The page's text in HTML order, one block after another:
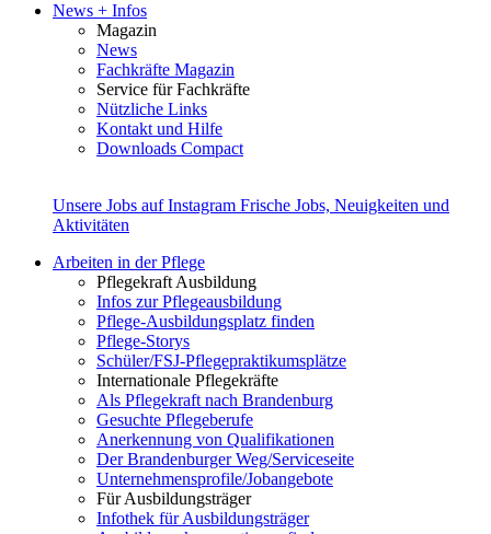
News + Infos
Magazin
News
Fachkräfte Magazin
Service für Fachkräfte
Nützliche Links
Kontakt und Hilfe
Downloads Compact
Unsere Jobs auf Instagram Frische Jobs, Neuigkeiten und
Aktivitäten
Arbeiten in der Pflege
Pflegekraft Ausbildung
Infos zur Pflegeausbildung
Pflege-Ausbildungsplatz finden
Pflege-Storys
Schüler/FSJ-Pflegepraktikumsplätze
Internationale Pflegekräfte
Als Pflegekraft nach Brandenburg
Gesuchte Pflegeberufe
Anerkennung von Qualifikationen
Der Brandenburger Weg/Serviceseite
Unternehmensprofile/Jobangebote
Für Ausbildungsträger
Infothek für Ausbildungsträger